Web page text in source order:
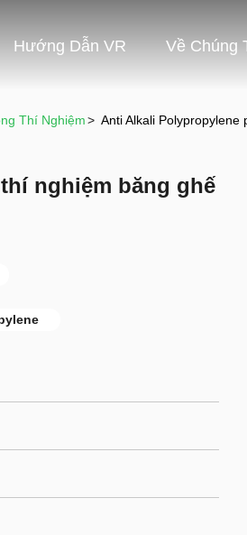
Hướng Dẫn VR Về Chúng
Thí Nghiệm> Anti Alkali
nghiệm băng ghế